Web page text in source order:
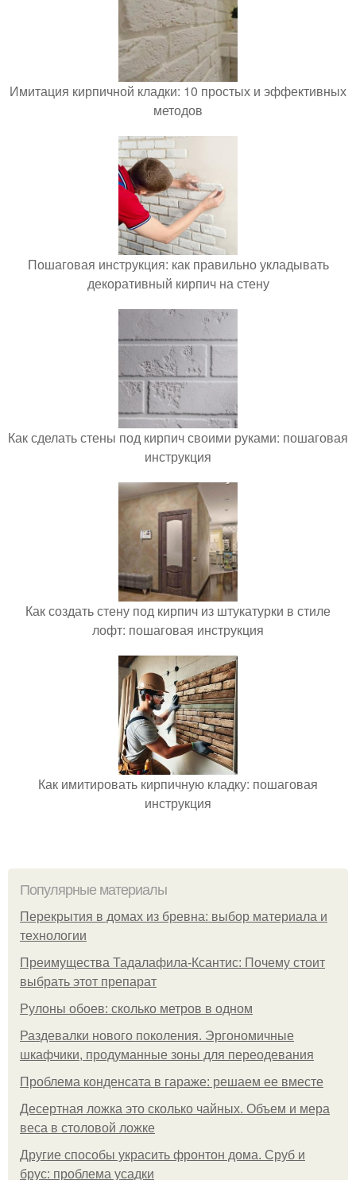
Имитация кирпичной кладки: 10 простых и эффективных
методов
Пошаговая инструкция: как правильно укладывать
декоративный кирпич на стену
Как сделать стены под кирпич своими руками: пошаговая
инструкция
Как создать стену под кирпич из штукатурки в стиле
лофт: пошаговая инструкция
Как имитировать кирпичную кладку: пошаговая
инструкция
Популярные материалы
Перекрытия в домах из бревна: выбор материала и
технологии
Преимущества Тадалафила-Ксантис: Почему стоит
выбрать этот препарат
Рулоны обоев: сколько метров в одном
Раздевалки нового поколения. Эргономичные
шкафчики, продуманные зоны для переодевания
Проблема конденсата в гараже: решаем ее вместе
Десертная ложка это сколько чайных. Объем и мера
веса в столовой ложке
Другие способы украсить фронтон дома. Сруб и
брус: проблема усадки